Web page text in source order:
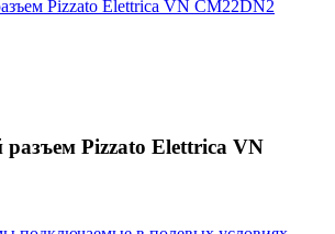
Pizzato Elettrica VN